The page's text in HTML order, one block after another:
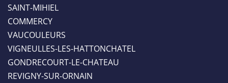
SAINT-MIHIEL
COMMERCY
VAUCOULEURS
VIGNEULLES-LES-HATTONCHATEL
GONDRECOURT-LE-CHATEAU
REVIGNY-SUR-ORNAIN